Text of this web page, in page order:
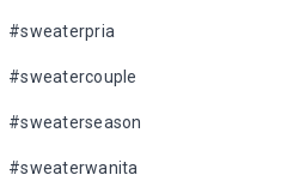
#sweaterpria
#sweatercouple
#sweaterseason
#sweaterwanita